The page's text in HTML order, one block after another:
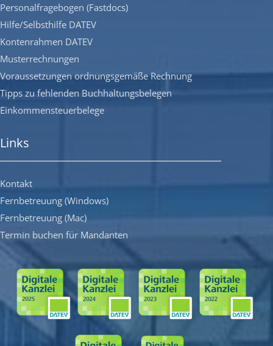
Personalfragebogen (Fastdocs)
Hilfe/Selbsthilfe DATEV
Kontenrahmen DATEV
Musterrechnungen
Voraussetzungen ordnungsgemäße Rechnung
Tipps zu fehlenden Buchhaltungsbelegen
Einkommensteuerbelege
Links
Kontakt
Fernbetreuung (Windows)
Fernbetreuung (Mac)
Termin buchen für Mandanten